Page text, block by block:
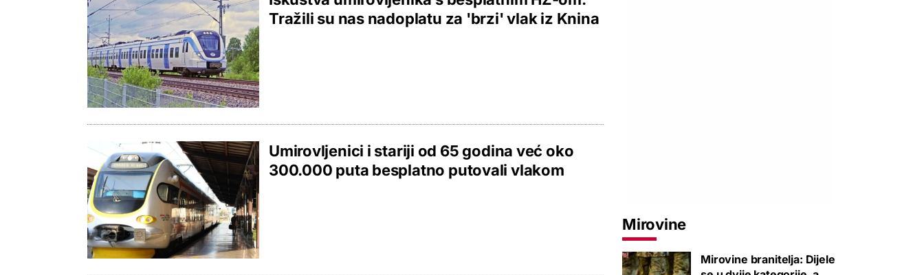
Tražili su nas nadoplatu za 'brzi' vlak iz Knina
Umirovljenici i stariji od 65 godina već oko
300.000 puta besplatno putovali vlakom
Mirovine
Mirovine branitelja: Dijele